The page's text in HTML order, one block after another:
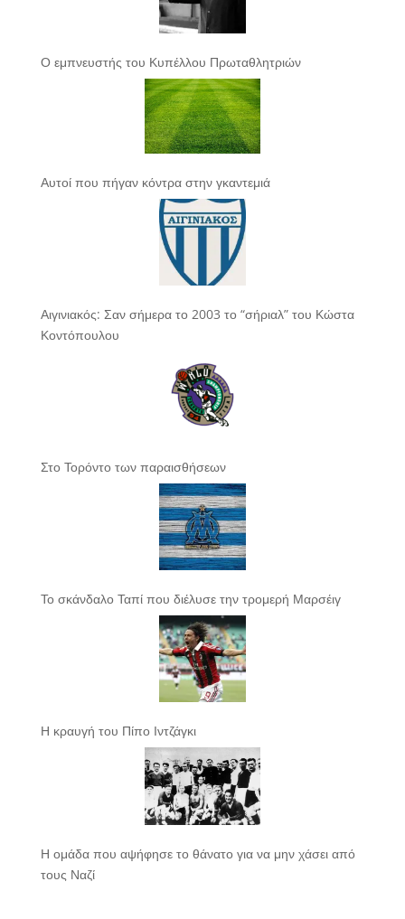
Ο εμπνευστής του Κυπέλλου Πρωταθλητριών
Αυτοί που πήγαν κόντρα στην γκαντεμιά
Αιγινιακός: Σαν σήμερα το 2003 το “σήριαλ” του Κώστα
Κοντόπουλου
Στο Τορόντο των παραισθήσεων
Το σκάνδαλο Ταπί που διέλυσε την τρομερή Μαρσέιγ
Η κραυγή του Πίπο Ιντζάγκι
Η ομάδα που αψήφησε το θάνατο για να μην χάσει από
τους Ναζί